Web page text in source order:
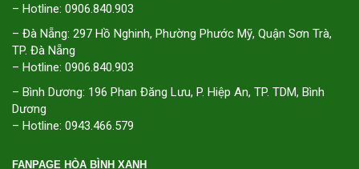
– Hotline: 0906.840.903
– Đà Nẵng: 297 Hồ Nghinh, Phường Phước Mỹ, Quận Sơn Trà,
TP. Đà Nẵng
– Hotline: 0906.840.903
– Bình Dương: 196 Phan Đăng Lưu, P. Hiệp An, TP. TDM, Bình
Dương
– Hotline: 0943.466.579
FANPAGE HÒA BÌNH XANH